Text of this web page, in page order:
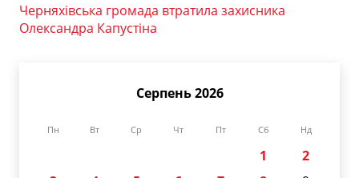
Черняхівська громада втратила захисника
Олександра Капустіна
Серпень 2026
Пн Вт Ср Чт Пт Сб Нд
1
2